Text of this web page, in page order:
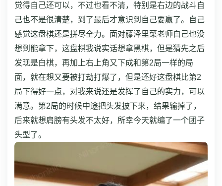
觉得自己还可以，不过也看不清，特别是右边的战斗自
己也不是很清楚，到了最后才意识到自己要赢了。自己
感觉这盘棋还是拼尽全力。 面对藤泽里菜老师自己也没
想到能拿下，这盘棋我说实话想拿黑棋，但是猜先之后
发现是白棋，再加上右上角又下成和第2局一样的局
面，就在想又要被打劫打爆了，但是还好这盘棋比第2
局下得好一点，对我来说还是发挥了自己的实力，可以
满意。 第2局的时候中途把头发披下来，结果输掉了，
后来就想肩膀有头发不太好，所幸今天就编了一个团子
头型了。